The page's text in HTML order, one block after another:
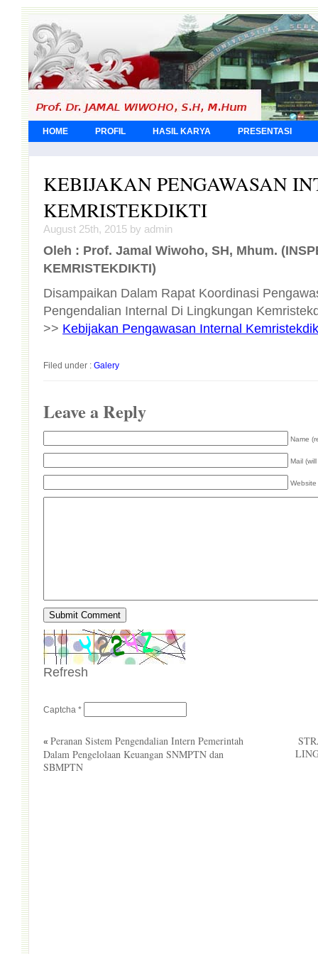
HOME PROFIL HASIL KARYA PRESENTASI
KEBIJAKAN PENGAWASAN
KEMRISTEKDIKTI
August 25th, 2015 by admin
Oleh : Prof. Jamal Wiwoho, SH, Mhum. (
KEMRISTEKDIKTI)
Disampaikan Dalam Rapat Koordinasi
Pengendalian Internal Di Lingkungan
>> Kebijakan Pengawasan Internal
Filed under : Galery
Leave a Reply
Name
Mail
Website
Refresh
Captcha *
« Peranan Sistem Pengendalian Intern Pemerintah
Dalam Pengelolaan Keuangan SNMPTN dan
SBMPTN